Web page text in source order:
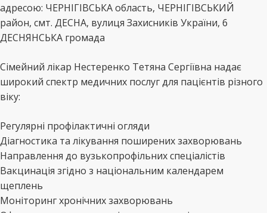
адресою: ЧЕРНІГІВСЬКА область, ЧЕРНІГІВСЬКИЙ
район, смт. ДЕСНА, вулиця Захисників України, 6
ДЕСНЯНСЬКА громада
Сімейний лікар Нестеренко Тетяна Сергіївна надає
широкий спектр медичних послуг для пацієнтів різного
віку:
Регулярні профілактичні огляди
Діагностика та лікування поширених захворювань
Направлення до вузькопрофільних спеціалістів
Вакцинація згідно з національним календарем
щеплень
Моніторинг хронічних захворювань